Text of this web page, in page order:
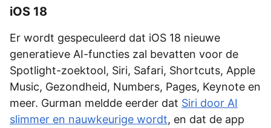
iOS 18
Er wordt gespeculeerd dat iOS 18 nieuwe
generatieve AI-functies zal bevatten voor de
Spotlight-zoektool, Siri, Safari, Shortcuts, Apple
Music, Gezondheid, Numbers, Pages, Keynote en
meer. Gurman meldde eerder dat Siri door AI
slimmer en nauwkeurige wordt, en dat de app